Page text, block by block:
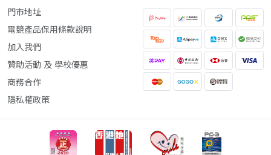
門市地址
電競產品保用條款說明
加入我們
贊助活動 及 學校優惠
商務合作
隱私權政策